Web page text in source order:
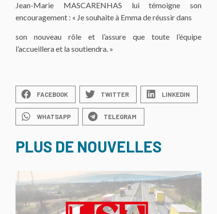
Jean-Marie MASCARENHAS lui témoigne son
encouragement : « Je souhaite à Emma de réussir dans
son nouveau rôle et l’assure que toute l’équipe
l’accueillera et la soutiendra. »
FACEBOOK TWITTER LINKEDIN
WHATSAPP TELEGRAM
PLUS DE NOUVELLES